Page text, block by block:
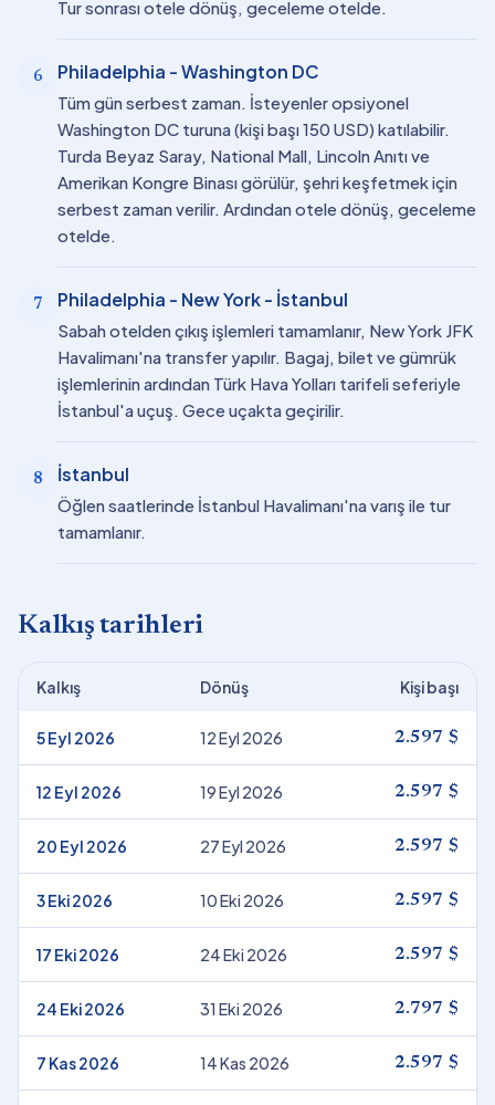
Tur sonrası otele dönüş, geceleme otelde.
6 Philadelphia - Washington DC
Tüm gün serbest zaman. İsteyenler opsiyonel
Washington DC turuna (kişi başı 150 USD) katılabilir.
Turda Beyaz Saray, National Mall, Lincoln Anıtı ve
Amerikan Kongre Binası görülür, şehri keşfetmek için
serbest zaman verilir. Ardından otele dönüş, geceleme
otelde.
7 Philadelphia - New York - İstanbul
Sabah otelden çıkış işlemleri tamamlanır, New York JFK
Havalimanı'na transfer yapılır. Bagaj, bilet ve gümrük
işlemlerinin ardından Türk Hava Yolları tarifeli seferiyle
İstanbul'a uçuş. Gece uçakta geçirilir.
8 İstanbul
Öğlen saatlerinde İstanbul Havalimanı'na varış ile tur
tamamlanır.
Kalkış tarihleri
Kalkış Dönüş Kişi başı
5 Eyl 2026 12 Eyl 2026 2.597 $
12 Eyl 2026 19 Eyl 2026 2.597 $
20 Eyl 2026 27 Eyl 2026 2.597 $
3 Eki 2026 10 Eki 2026 2.597 $
17 Eki 2026 24 Eki 2026 2.597 $
24 Eki 2026 31 Eki 2026 2.797 $
7 Kas 2026 14 Kas 2026 2.597 $